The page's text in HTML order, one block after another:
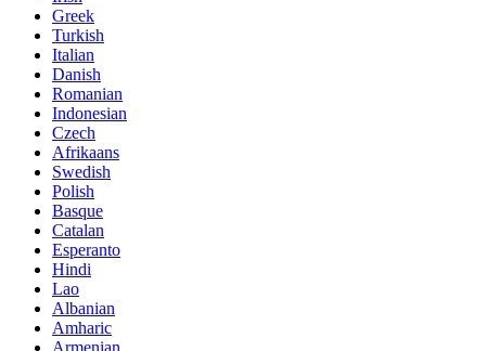
Greek
Turkish
Italian
Danish
Romanian
Indonesian
Czech
Afrikaans
Swedish
Polish
Basque
Catalan
Esperanto
Hindi
Lao
Albanian
Amharic
Armenian